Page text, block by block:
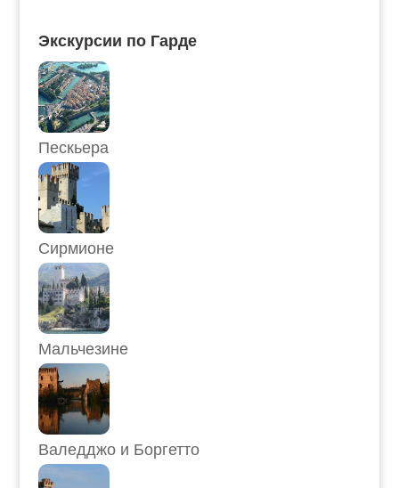
Экскурсии по Гарде
Пескьера
Сирмионе
Мальчезине
Валедджо и Боргетто